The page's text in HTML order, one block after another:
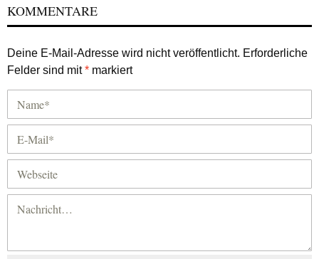
KOMMENTARE
Deine E-Mail-Adresse wird nicht veröffentlicht. Erforderliche
Felder sind mit* markiert